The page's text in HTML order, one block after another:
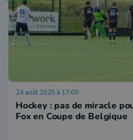
24 août 2025 à 17:00
Hockey : pas de miracle
Fox en Coupe de Belgique